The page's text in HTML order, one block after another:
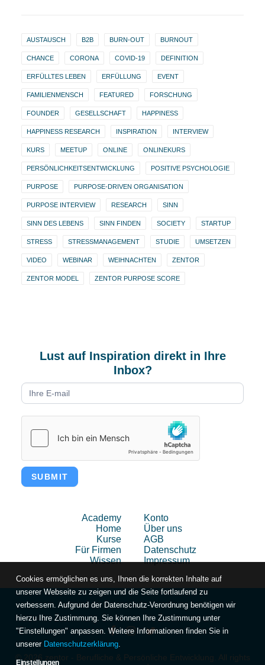
AUSTAUSCH B2B BURN-OUT BURNOUT
CHANCE CORONA COVID-19 DEFINITION
ERFÜLLTES LEBEN ERFÜLLUNG EVENT
FAMILIENMENSCH FEATURED FORSCHUNG
FOUNDER GESELLSCHAFT HAPPINESS
HAPPINESS RESEARCH INSPIRATION INTERVIEW
KURS MEETUP ONLINE ONLINEKURS
PERSÖNLICHKEITSENTWICKLUNG POSITIVE PSYCHOLOGIE
PURPOSE PURPOSE-DRIVEN ORGANISATION
PURPOSE INTERVIEW RESEARCH SINN
SINN DES LEBENS SINN FINDEN SOCIETY STARTUP
STRESS STRESSMANAGEMENT STUDIE UMSETZEN
VIDEO WEBINAR WEIHNACHTEN ZENTOR
ZENTOR MODEL ZENTOR PURPOSE SCORE
Lust auf Inspiration direkt in Ihre
Inbox?
Newsletter
form
DE
SUBMIT
Academy
Home
Kurse
Für Firmen
Wissen
Konto
Über uns
AGB
Datenschutz
Impressum
© 2026 zentor - Berufliche & Persönliche Entwicklung. All rights
Cookies ermöglichen es uns, Ihnen die korrekten Inhalte auf
unserer Webseite zu zeigen und die Seite fortlaufend zu
verbessern. Aufgrund der Datenschutz-Verordnung benötigen wir
hierzu Ihre Zustimmung. Sie können Ihre Zustimmung unter
"Einstellungen" anpassen. Weitere Informationen finden Sie in
unserer Datenschutzerklärung.
Einstellungen